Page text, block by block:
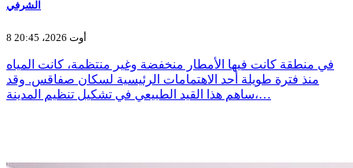
الشرفي
8 أوت 2026، 20:45
في منطقة كانت فيها الأمطار منخفضة وغير منتظمة، كانت المياه
منذ فترة طويلة أحد الاهتمامات الرئيسية لسكان صفاقس. وقد
ساهم هذا القيد الطبيعي في تشكيل تنظيم المدينة،…